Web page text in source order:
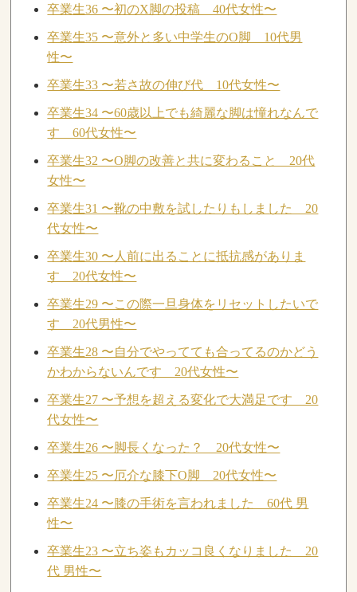
卒業生36 〜初のX脚の投稿 40代女性〜
卒業生35 〜意外と多い中学生のO脚 10代男
性〜
卒業生33 〜若さ故の伸び代 10代女性〜
卒業生34 〜60歳以上でも綺麗な脚は憧れなんで
す 60代女性〜
卒業生32 〜O脚の改善と共に変わること 20代
女性〜
卒業生31 〜靴の中敷を試したりもしました 20
代女性〜
卒業生30 〜人前に出ることに抵抗感がありま
す 20代女性〜
卒業生29 〜この際一旦身体をリセットしたいで
す 20代男性〜
卒業生28 〜自分でやってても合ってるのかどう
かわからないんです 20代女性〜
卒業生27 〜予想を超える変化で大満足です 20
代女性〜
卒業生26 〜脚長くなった？ 20代女性〜
卒業生25 〜厄介な膝下O脚 20代女性〜
卒業生24 〜膝の手術を言われました 60代 男
性〜
卒業生23 〜立ち姿もカッコ良くなりました 20
代 男性〜